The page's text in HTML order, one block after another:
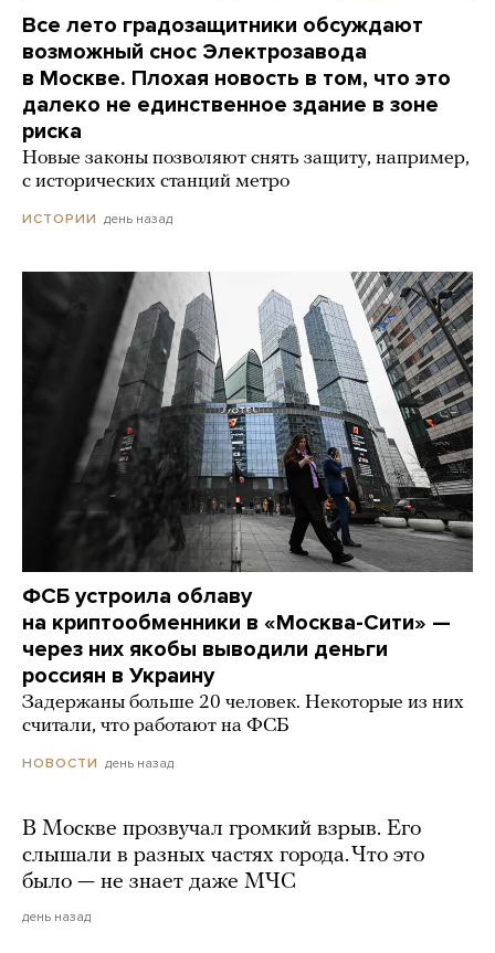
Все лето градозащитники обсуждают
возможный снос Электрозавода
в Москве. Плохая новость в том, что это
далеко не единственное здание в зоне
риска
Новые законы позволяют снять защиту, например,
с исторических станций метро
ИСТОРИИ день назад
ФСБ устроила облаву
на криптообменники в «Москва-Сити» —
через них якобы выводили деньги
россиян в Украину
Задержаны больше 20 человек. Некоторые из них
считали, что работают на ФСБ
НОВОСТИ день назад
В Москве прозвучал громкий взрыв. Его
слышали в разных частях города. Что это
было — не знает даже МЧС
день назад